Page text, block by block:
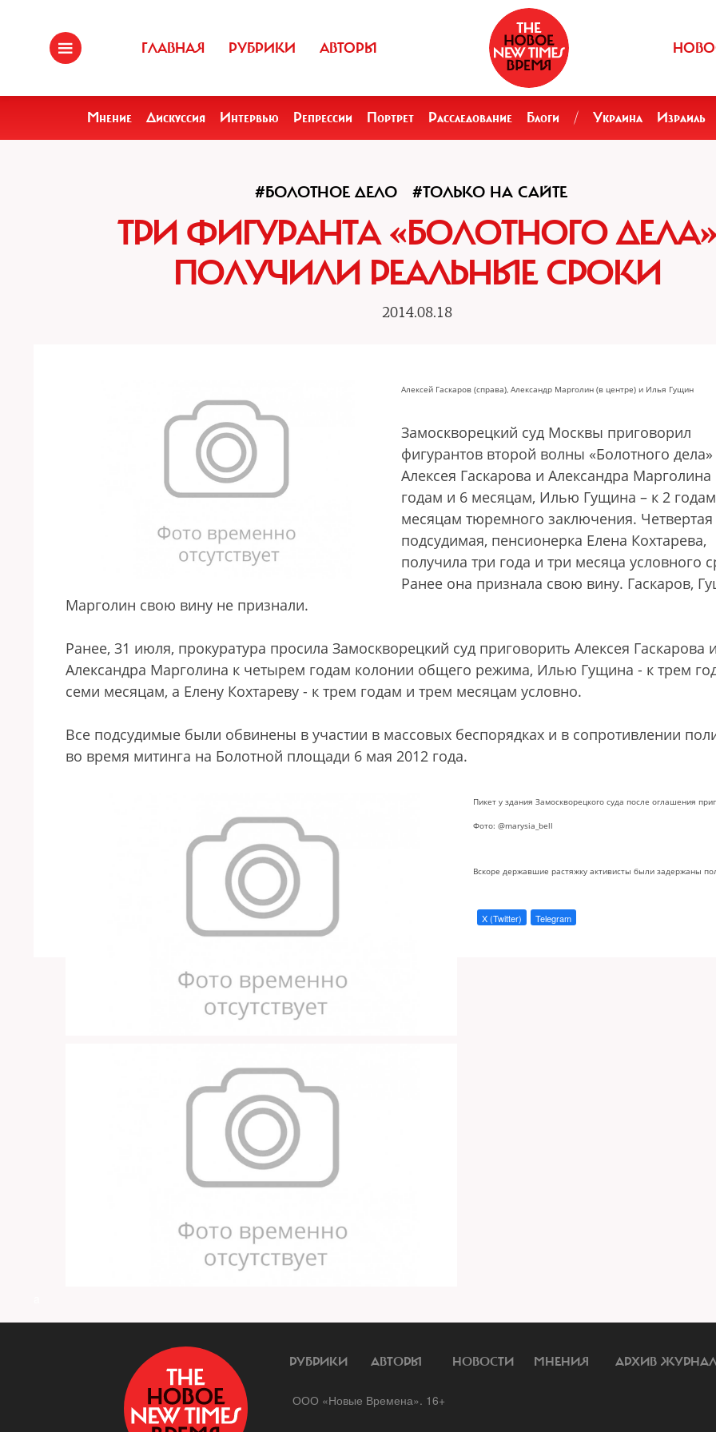
ГЛАВНАЯ РУБРИКИ АВТОРЫ
Мнение Дискуссия Интервью Репрессии Портрет Расследование Блоги / Украина Израиль
#БОЛОТНОЕ ДЕЛО #ТОЛЬКО НА САЙТЕ
ТРИ ФИГУРАНТА «БОЛОТНОГО
ПОЛУЧИЛИ РЕАЛЬНЫЕ СРОКИ
2014.08.18
Алексей Гаскаров (справа), Александр Марголин (в центре) и Илья Гущин
Замоскворецкий суд Москвы приговорил
фигурантов второй волны «Болотного дела»
Алексея Гаскарова и Александра Марголина
годам и 6 месяцам, Илью Гущина – к 2
месяцам тюремного заключения. Четвертая
подсудимая, пенсионерка Елена Кохтарева,
получила три года и три месяца условного
Ранее она признала свою вину. Гаскаров,
Марголин свою вину не признали.
Ранее, 31 июля, прокуратура просила Замоскворецкий суд приговорить Алексея Гаскарова и
Александра Марголина к четырем годам колонии общего режима, Илью Гущина - к трем
семи месяцам, а Елену Кохтареву - к трем годам и трем месяцам условно.
Все подсудимые были обвинены в участии в массовых беспорядках и в сопротивлении
во время митинга на Болотной площади 6 мая 2012 года.
Пикет у здания Замоскворецкого суда после оглашения
Фото: @marysia_bell
Вскоре державшие растяжку активисты были задержаны
X (Twitter) Telegram
РУБРИКИ АВТОРЫ НОВОСТИ МНЕНИЯ АРХИВ
ООО «Новые Времена». 16+